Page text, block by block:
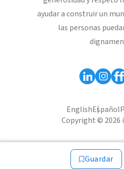
Guardar
ayudar a construir un
las personas
EnglishEspañol
Copyright © 2026